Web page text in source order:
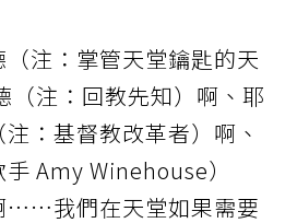
（注：掌管天堂鑰匙的天
（注：回教先知）啊、耶
：基督教改革者）啊、
Amy Winehouse）
……我們在天堂如果需要